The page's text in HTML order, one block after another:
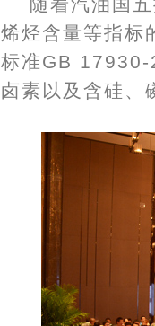
随着汽油国
烯烃含量等指标
标准GB 17930-
卤素以及含硅、